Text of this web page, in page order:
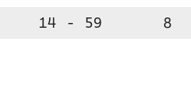
14 - 59 8